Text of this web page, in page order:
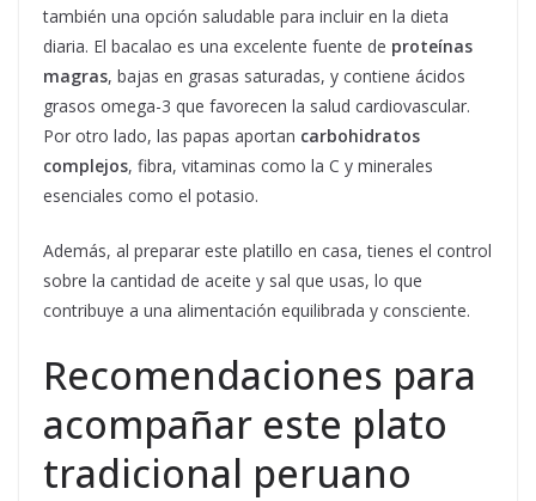
también una opción saludable para incluir en la dieta
diaria. El bacalao es una excelente fuente de proteínas
magras, bajas en grasas saturadas, y contiene ácidos
grasos omega-3 que favorecen la salud cardiovascular.
Por otro lado, las papas aportan carbohidratos
complejos, fibra, vitaminas como la C y minerales
esenciales como el potasio.
Además, al preparar este platillo en casa, tienes el control
sobre la cantidad de aceite y sal que usas, lo que
contribuye a una alimentación equilibrada y consciente.
Recomendaciones para
acompañar este plato
tradicional peruano